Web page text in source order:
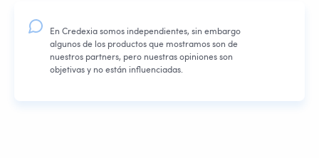
En Credexia somos independientes, sin embargo
algunos de los productos que mostramos son de
nuestros partners, pero nuestras opiniones son
objetivas y no están influenciadas.